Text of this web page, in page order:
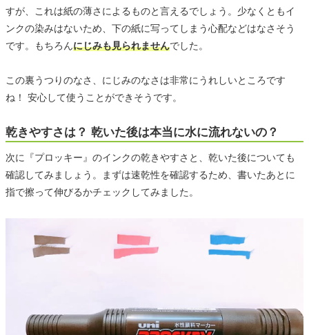
すが、これは紙の薄さによるものと言えるでしょう。少なくともイ
ンクの染みはないため、下の紙に写ってしまう心配などはなさそう
です。もちろんにじみも見られませんでした。
この裏うつりのなさ、にじみのなさは非常にうれしいところです
ね！ 安心して使うことができそうです。
乾きやすさは？ 乾いた後は本当に水に流れないの？
次に『プロッキー』のインクの乾きやすさと、乾いた後についても
確認してみましょう。まずは速乾性を確認するため、書いたあとに
指で擦って伸びるかチェックしてみました。